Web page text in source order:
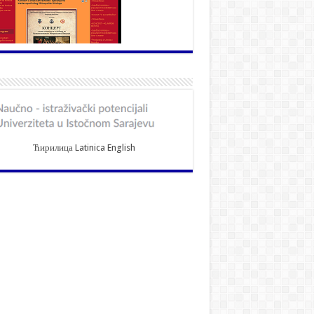
Ћирилица Latinica English